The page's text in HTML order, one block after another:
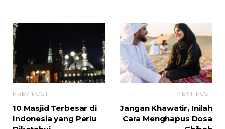
PREV POST
10 Masjid Terbesar di
Indonesia yang Perlu
NEXT POST
Jangan Khawatir, Inilah
Cara Menghapus Dosa